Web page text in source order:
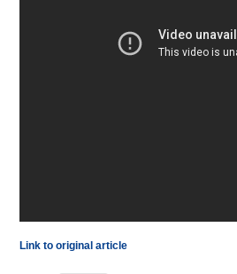
Link to original article